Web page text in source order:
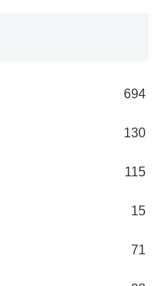
694
130
115
15
71